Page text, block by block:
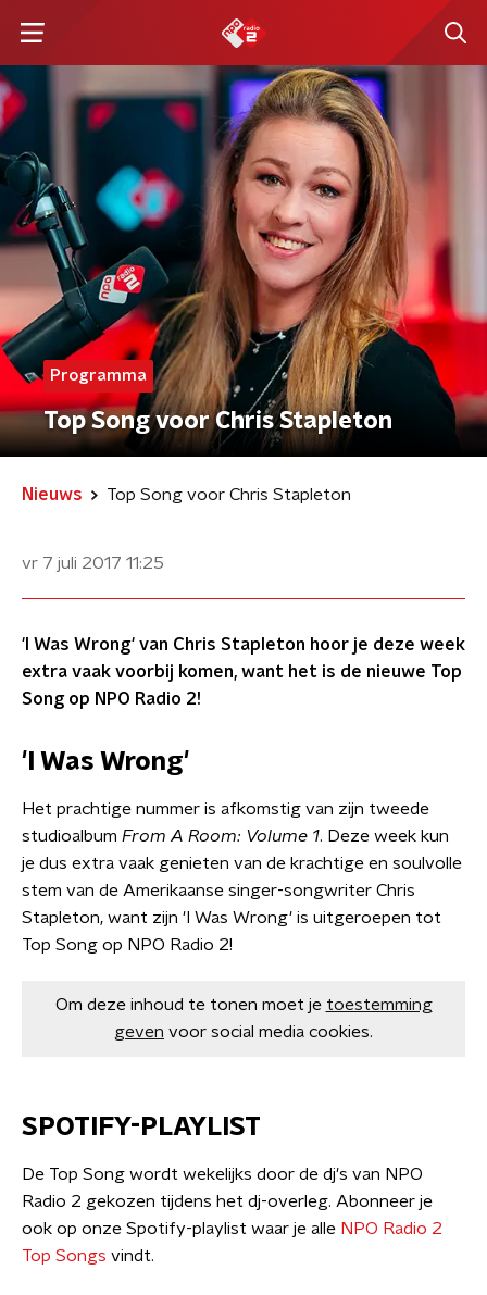
Programma
Top Song voor Chris Stapleton
Nieuws Top Song voor Chris Stapleton
vr 7 juli 2017 11:25
'I Was Wrong' van Chris Stapleton hoor je deze week
extra vaak voorbij komen, want het is de nieuwe Top
Song op NPO Radio 2!
'I Was Wrong'
Het prachtige nummer is afkomstig van zijn tweede
studioalbum From A Room: Volume 1. Deze week kun
je dus extra vaak genieten van de krachtige en soulvolle
stem van de Amerikaanse singer-songwriter Chris
Stapleton, want zijn 'I Was Wrong' is uitgeroepen tot
Top Song op NPO Radio 2!
Om deze inhoud te tonen moet je toestemming
geven voor social media cookies.
SPOTIFY-PLAYLIST
De Top Song wordt wekelijks door de dj's van NPO
Radio 2 gekozen tijdens het dj-overleg. Abonneer je
ook op onze Spotify-playlist waar je alle NPO Radio 2
Top Songs vindt.